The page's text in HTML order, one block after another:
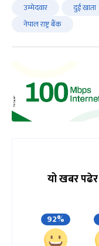
उम्मेदवार दुई खाता
नेपाल राष्ट्र बैंक
यो खबर
92%